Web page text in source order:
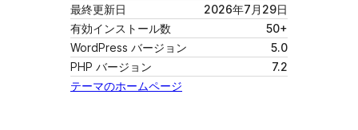
最終更新日
2026年7月29日
有効インストール数
50+
WordPress バージョン
5.0
PHP バージョン
7.2
テーマのホームページ